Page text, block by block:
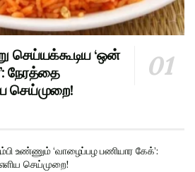
செய்யக்கூடிய ‘ஒன்
நேரத்தை
செய்முறை!
உண்ணும் ‘வாழைப்பழ பணியார கேக்’:
செய்முறை!